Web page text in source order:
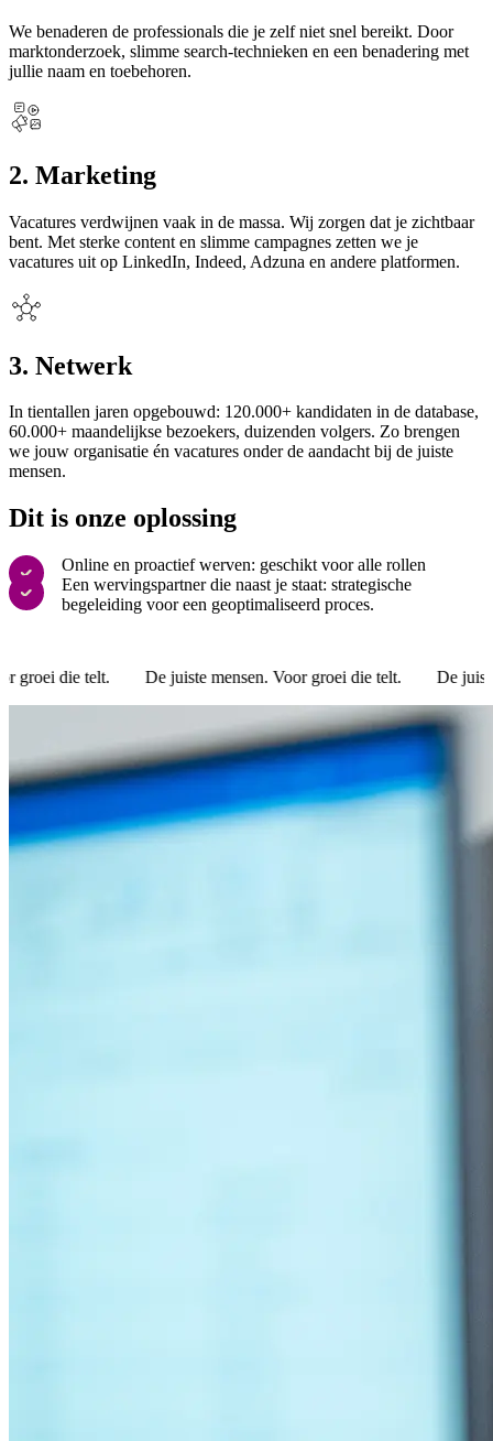
We benaderen de professionals die je zelf niet snel bereikt. Door
marktonderzoek, slimme search-technieken en een benadering met
jullie naam en toebehoren.
2. Marketing
Vacatures verdwijnen vaak in de massa. Wij zorgen dat je zichtbaar
bent. Met sterke content en slimme campagnes zetten we je
vacatures uit op LinkedIn, Indeed, Adzuna en andere platformen.
3. Netwerk
In tientallen jaren opgebouwd: 120.000+ kandidaten in de database,
60.000+ maandelijkse bezoekers, duizenden volgers. Zo brengen
we jouw organisatie én vacatures onder de aandacht bij de juiste
mensen.
Dit is onze oplossing
Online en proactief werven: geschikt voor alle rollen
Een wervingspartner die naast je staat: strategische
begeleiding voor een geoptimaliseerd proces.
De juiste mensen. Voor groei die telt. De juiste mensen.